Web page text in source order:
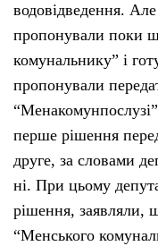
водовідведення.
пропонували поки
комунальнику” і
пропонували
перше рішення
друге, за словами
ні. При цьому
рішення, заявляли,
“Менського